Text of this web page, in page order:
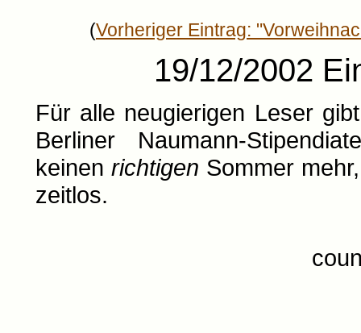
(Vorheriger Eintrag:
19/12/2002
Für alle neugierigen Leser
Berliner Naumann-
keinen richtigen Sommer
zeitlos.